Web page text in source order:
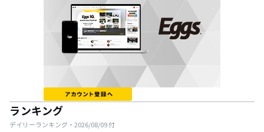
ランキング
デイリーランキング・ 2026/08/09付